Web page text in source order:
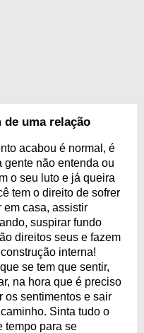
uma relação
acabou é normal, é
gente não entenda ou
o seu luto e já queira
tem o direito de sofrer
em casa, assistir
suspirar fundo
direitos seus e fazem
interna!
se tem que sentir,
na hora que é preciso
os sentimentos e sair
Sinta tudo o
tempo para se